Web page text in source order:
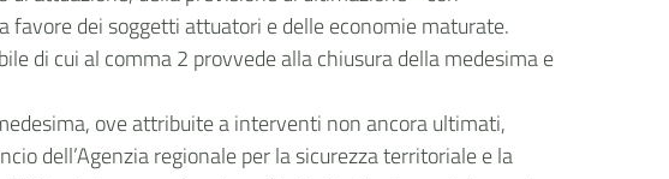
dei soggetti attuatori e delle economie maturate.
di cui al comma 2 provvede alla chiusura della medesima e
ove attribuite a interventi non ancora ultimati,
dell’Agenzia regionale per la sicurezza territoriale e la